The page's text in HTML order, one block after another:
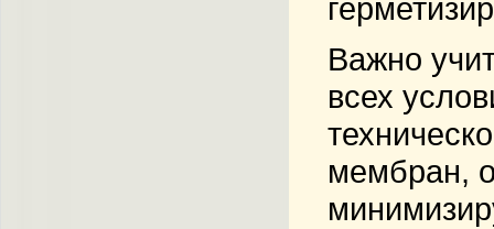
Важно
всех
мембран,